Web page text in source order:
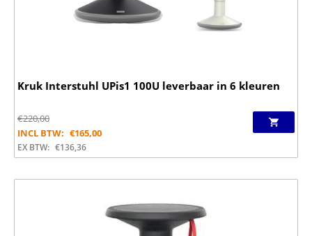
Kruk Interstuhl UPis1 100U leverbaar in 6 kleuren
€220,00
INCL BTW: €165,00
EX BTW: €136,36